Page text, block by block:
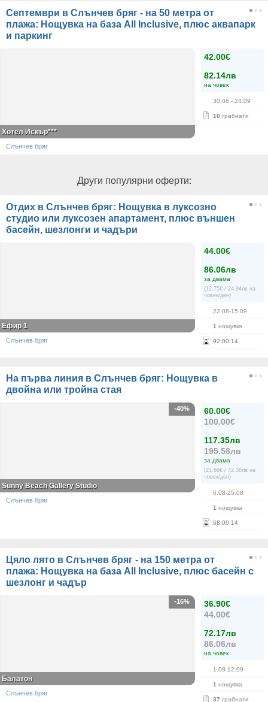
Септември в Слънчев бряг - на 50 метра от
плажа: Нощувка на база All Inclusive, плюс аквапарк
и паркинг
42.00€
82.14лв
на човек
30.08 - 24.09
10 грабнати
Хотел Искър***
Слънчев бряг
Други популярни оферти:
Отдих в Слънчев бряг: Нощувка в луксозно
студио или луксозен апартамент, плюс външен
басейн, шезлонги и чадъри
44.00€
86.06лв
за двама
(12.75€ / 24.94лв на
човек/ден)
22.08-15.09
1 нощувка
92:00:14
Ефир 1
Слънчев бряг
На първа линия в Слънчев бряг: Нощувка в
двойна или тройна стая
60.00€
100.00€
117.35лв
195.58лв
за двама
(21.66€ / 42.36лв на
човек/ден)
6.08-25.08
1 нощувка
68:00:14
-40%
Sunny Beach Gallery Studio
Слънчев бряг
Цяло лято в Слънчев бряг - на 150 метра от
плажа: Нощувка на база All Inclusive, плюс басейн с
шезлонг и чадър
36.90€
44.00€
72.17лв
86.06лв
на човек
1.08-12.09
1 нощувка
37 грабнати
-16%
Балатон
Слънчев бряг